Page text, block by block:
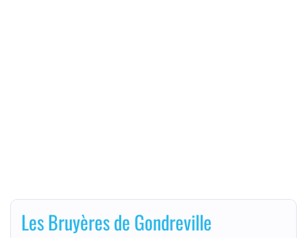
Les Bruyères de Gondreville